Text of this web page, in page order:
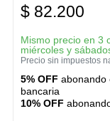
$ 82.200
Mismo precio en 3
miércoles y
Precio sin impuestos
5% OFF abonando
bancaria
10% OFF